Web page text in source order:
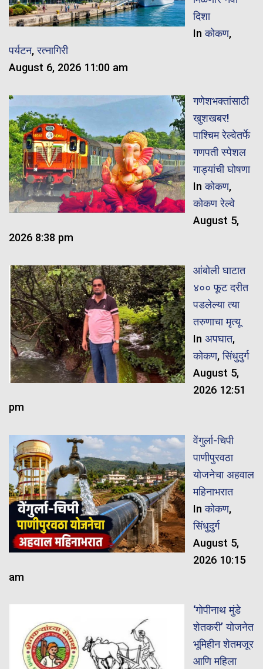
दिशा
Inकोकण,
पर्यटन,रत्नागिरी
August 6, 2026 11:00 am
गणेशभक्तांसाठी
खुशखबर!
पाश्चिम रेल्वेतर्फे
गणपती स्पेशल
गाड्यांची घोषणा
Inकोकण,
कोकण रेल्वे
August 5,
2026 8:38 pm
आंबोली घाटात
४०० फूट दरीत
पडलेल्या त्या
तरुणाचा मृत्यू
In अपघात,
कोकण,सिंधुदुर्ग
August 5,
2026 12:51
pm
वेंगुर्ला-चिपी
पाणीपुरवठा
योजनेचा अहवाल
महिनाभरात
Inकोकण,
सिंधुदुर्ग
August 5,
2026 10:15
am
‘गोपीनाथ मुंडे
शेतकरी’ योजनेत
भूमिहीन शेतमजूर
आणि महिला